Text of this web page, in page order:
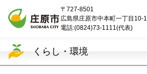
〒727-8501
広島県庄原市中本町一丁目10-1
電話:(0824)73-1111(代表)
くらし・環境